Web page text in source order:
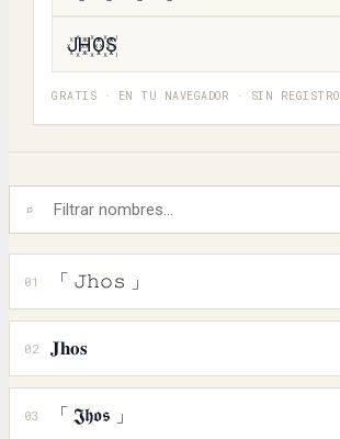
J꙰H꙰O꙰S꙰
GRATIS · EN TU NAVEGADOR · SIN REGISTRO
⌕
01 「 𝙹𝚑𝚘𝚜 」
02 𝐉𝐡𝐨𝐬
03 「 𝕵𝖍𝖔𝖘 」